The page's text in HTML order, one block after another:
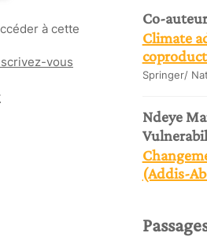
à cette
vous
Co-
Climate
Springer/
Ndeye
(Addis-